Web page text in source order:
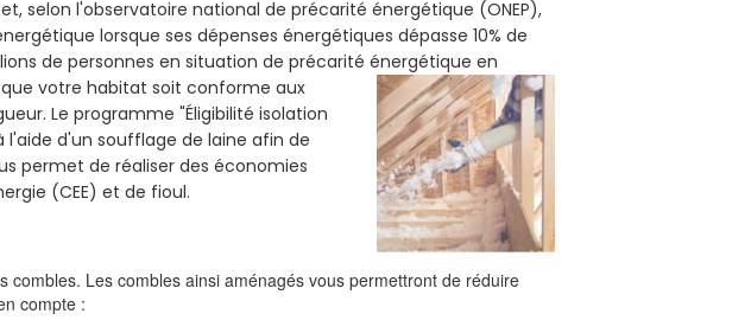
selon l'observatoire national de précarité énergétique (ONEP),
lorsque ses dépenses énergétiques dépasse 10% de
de personnes en situation de précarité énergétique en
votre habitat soit conforme aux
Le programme "Éligibilité isolation
l'aide d'un soufflage de laine afin de
permet de réaliser des économies
(CEE) et de fioul.
combles. Les combles ainsi aménagés vous permettront de réduire
compte :